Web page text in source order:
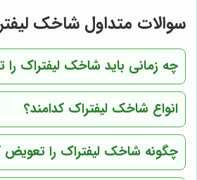
سوالات متداول شاخک
چه زمانی باید شاخک لیفتراک
انواع شاخک لیفتراک کدامند؟
چگونه شاخک لیفتراک را تعویض